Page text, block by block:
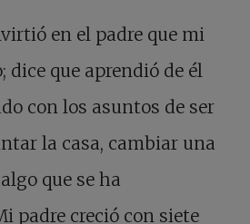
en el padre que mi
dice que aprendió de él
con los asuntos de ser
la casa, cambiar una
que se ha
padre creció con siete